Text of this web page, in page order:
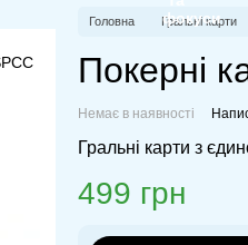
Головна Гральні карти
Покерні
Немає в наявності
Гральні карти з
499 грн